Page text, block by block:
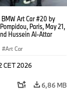
Art Car #20 by
Paris, May 21,
Hussein Al-Attar
of the BMW M
Art Car
CET 2026
6,86 MB